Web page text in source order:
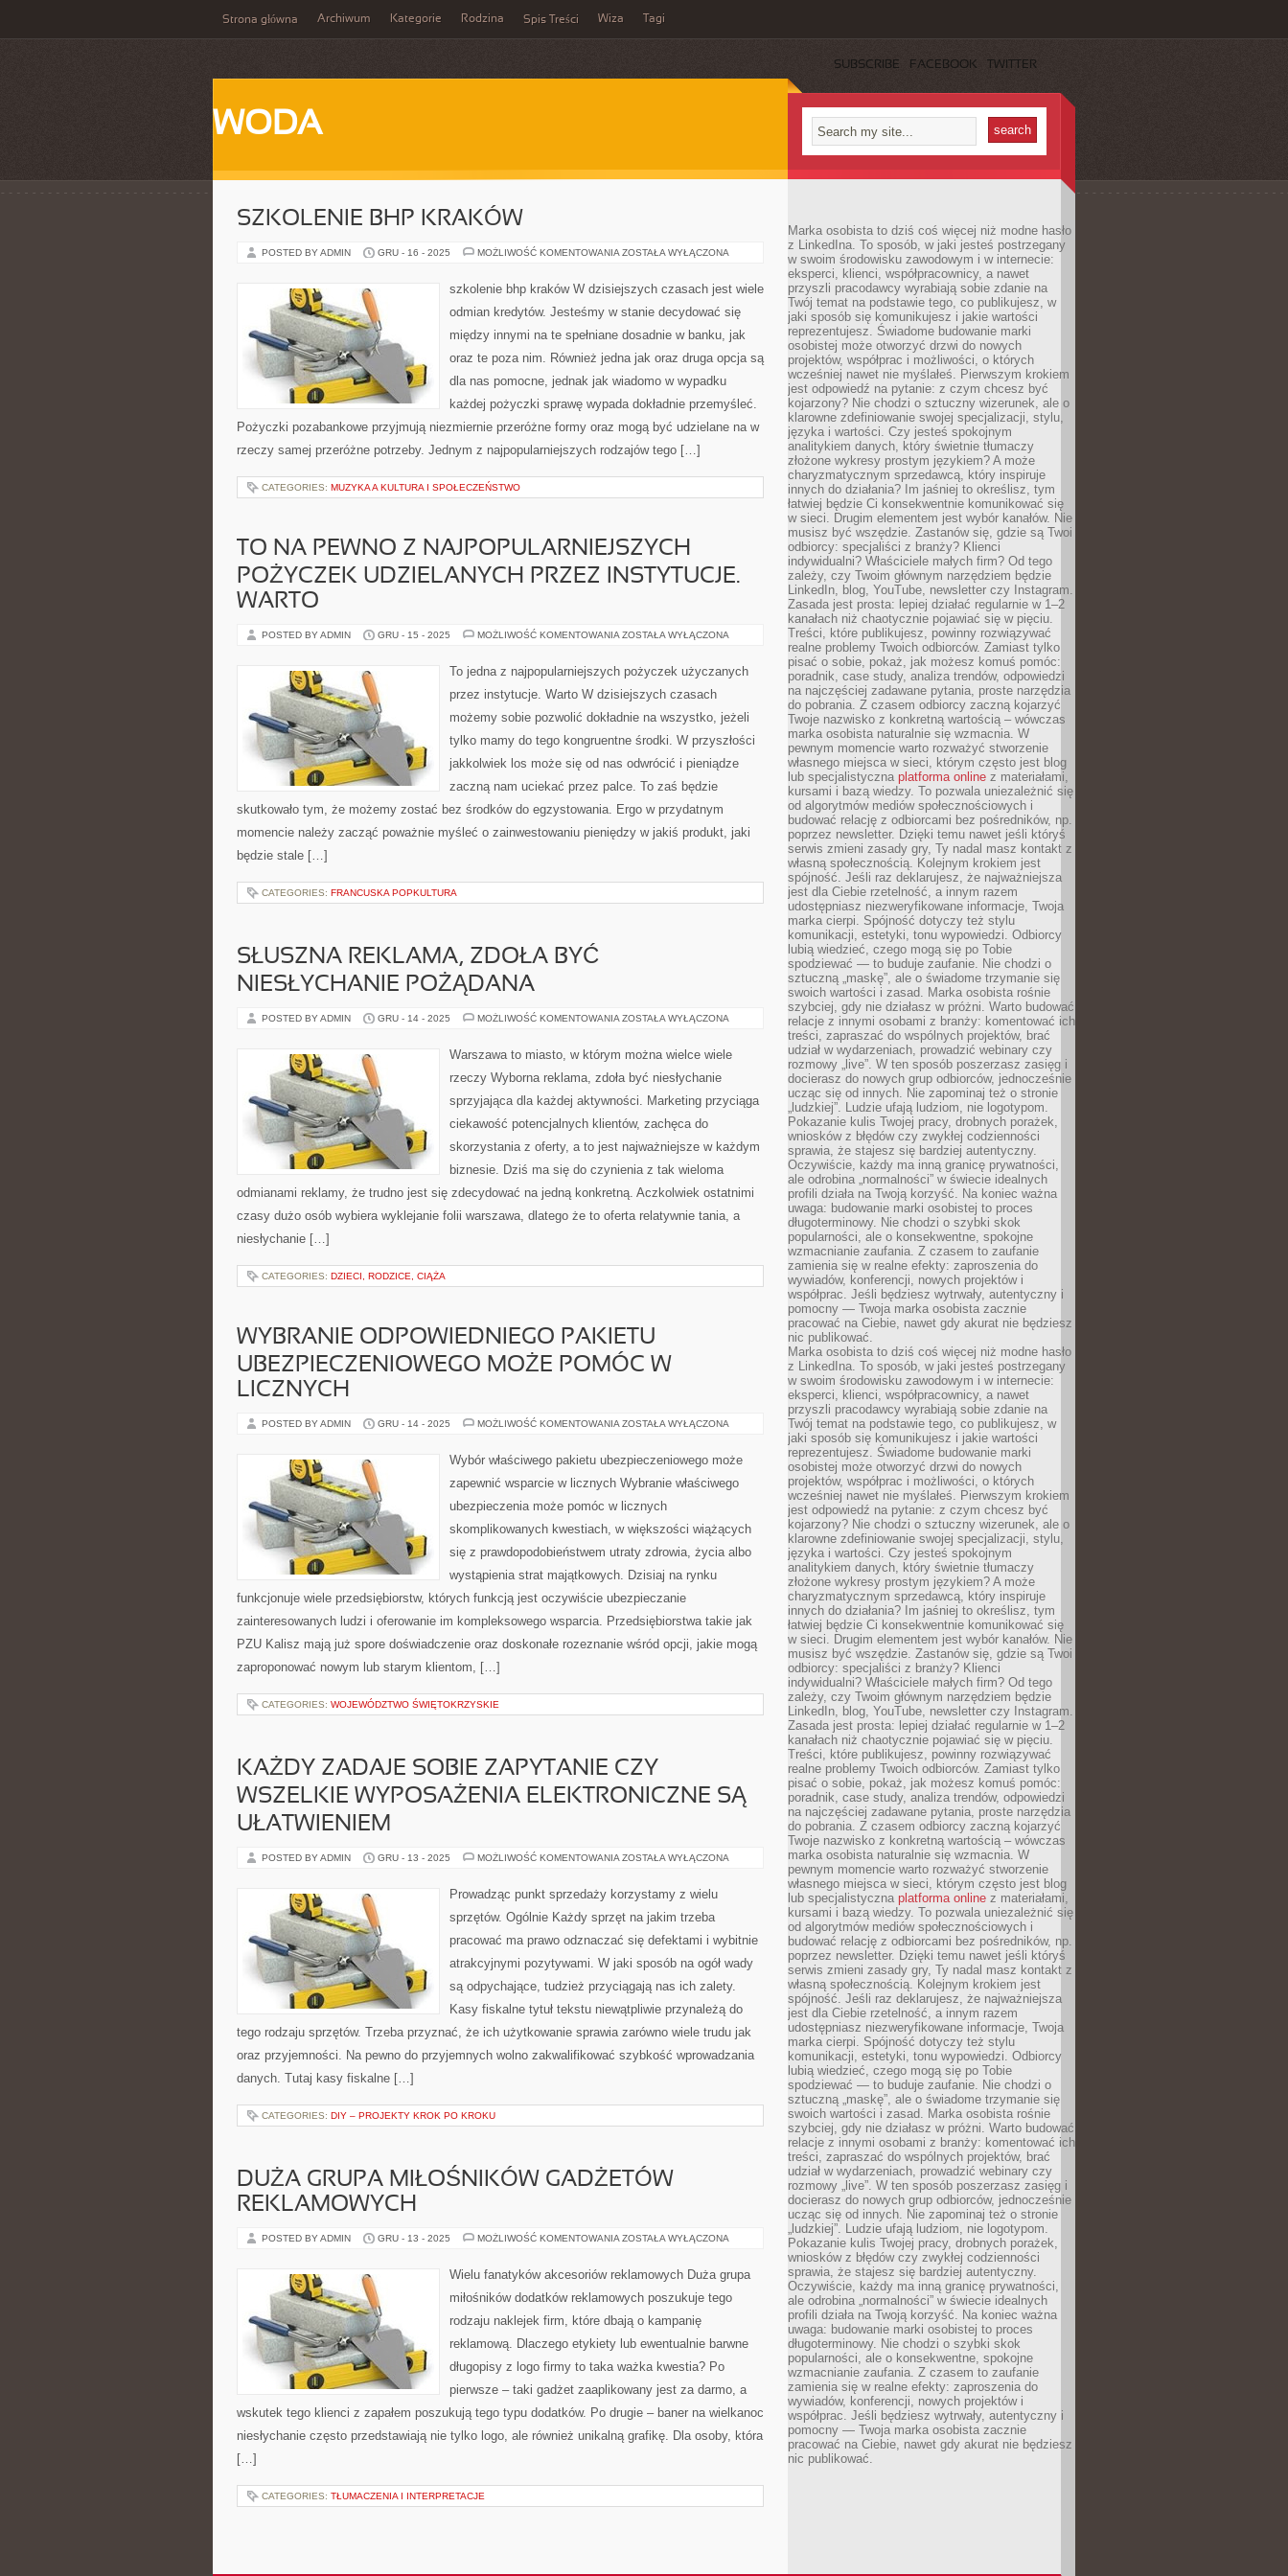
Strona główna Archiwum Kategorie Rodzina Spis Treści Wiza Tagi
SUBSCRIBE FACEBOOK TWITTER
WODA
SZKOLENIE BHP KRAKÓW
POSTED BY ADMIN GRU - 16 - 2025 MOŻLIWOŚĆ KOMENTOWANIA SZKOLENIE
ZOSTAŁA WYŁĄCZONA
szkolenie bhp kraków W dzisiejszych czasach jest wiele
odmian kredytów. Jesteśmy w stanie decydować się
między innymi na te spełniane dosadnie w banku, jak
oraz te poza nim. Również jedna jak oraz druga opcja są
dla nas pomocne, jednak jak wiadomo w wypadku
każdej pożyczki sprawę wypada dokładnie przemyśleć.
Pożyczki pozabankowe przyjmują niezmiernie przeróżne formy oraz mogą być udzielane na w
rzeczy samej przeróżne potrzeby. Jednym z najpopularniejszych rodzajów tego […]
CATEGORIES: MUZYKA A KULTURA I SPOŁECZEŃSTWO
TO NA PEWNO Z NAJPOPULARNIEJSZYCH
POŻYCZEK UDZIELANYCH PRZEZ INSTYTUCJE.
WARTO
POSTED BY ADMIN GRU - 15 - 2025 MOŻLIWOŚĆ KOMENTOWANIA TO
NAJPOPULARNIEJSZYCH
UDZIELANYCH
INSTYTUCJE.
ZOSTAŁA WYŁĄCZONA
To jedna z najpopularniejszych pożyczek użyczanych
przez instytucje. Warto W dzisiejszych czasach
możemy sobie pozwolić dokładnie na wszystko, jeżeli
tylko mamy do tego kongruentne środki. W przyszłości
jakkolwiek los może się od nas odwrócić i pieniądze
zaczną nam uciekać przez palce. To zaś będzie
skutkowało tym, że możemy zostać bez środków do egzystowania. Ergo w przydatnym
momencie należy zacząć poważnie myśleć o zainwestowaniu pieniędzy w jakiś produkt, jaki
będzie stale […]
CATEGORIES: FRANCUSKA POPKULTURA
SŁUSZNA REKLAMA, ZDOŁA BYĆ
NIESŁYCHANIE POŻĄDANA
POSTED BY ADMIN GRU - 14 - 2025 MOŻLIWOŚĆ KOMENTOWANIA SŁUSZNA
NIESŁYCHANIE
ZOSTAŁA WYŁĄCZONA
Warszawa to miasto, w którym można wielce wiele
rzeczy Wyborna reklama, zdoła być niesłychanie
sprzyjająca dla każdej aktywności. Marketing przyciąga
ciekawość potencjalnych klientów, zachęca do
skorzystania z oferty, a to jest najważniejsze w każdym
biznesie. Dziś ma się do czynienia z tak wieloma
odmianami reklamy, że trudno jest się zdecydować na jedną konkretną. Aczkolwiek ostatnimi
czasy dużo osób wybiera wyklejanie folii warszawa, dlatego że to oferta relatywnie tania, a
niesłychanie […]
CATEGORIES: DZIECI, RODZICE, CIĄŻA
WYBRANIE ODPOWIEDNIEGO PAKIETU
UBEZPIECZENIOWEGO MOŻE POMÓC W
LICZNYCH
POSTED BY ADMIN GRU - 14 - 2025 MOŻLIWOŚĆ KOMENTOWANIA WYBRANIE
UBEZPIECZENIOWEGO
MOŻE
W
ZOSTAŁA WYŁĄCZONA
Wybór właściwego pakietu ubezpieczeniowego może
zapewnić wsparcie w licznych Wybranie właściwego
ubezpieczenia może pomóc w licznych
skomplikowanych kwestiach, w większości wiążących
się z prawdopodobieństwem utraty zdrowia, życia albo
wystąpienia strat majątkowych. Dzisiaj na rynku
funkcjonuje wiele przedsiębiorstw, których funkcją jest oczywiście ubezpieczanie
zainteresowanych ludzi i oferowanie im kompleksowego wsparcia. Przedsiębiorstwa takie jak
PZU Kalisz mają już spore doświadczenie oraz doskonałe rozeznanie wśród opcji, jakie mogą
zaproponować nowym lub starym klientom, […]
CATEGORIES: WOJEWÓDZTWO ŚWIĘTOKRZYSKIE
KAŻDY ZADAJE SOBIE ZAPYTANIE CZY
WSZELKIE WYPOSAŻENIA ELEKTRONICZNE SĄ
UŁATWIENIEM
POSTED BY ADMIN GRU - 13 - 2025 MOŻLIWOŚĆ KOMENTOWANIA KAŻDY
ZAPYTANIE
CZY
WYPOSAŻENIA
SĄ
ZOSTAŁA WYŁĄCZONA
Prowadząc punkt sprzedaży korzystamy z wielu
sprzętów. Ogólnie Każdy sprzęt na jakim trzeba
pracować ma prawo odznaczać się defektami i wybitnie
atrakcyjnymi pozytywami. W jaki sposób na ogół wady
są odpychające, tudzież przyciągają nas ich zalety.
Kasy fiskalne tytuł tekstu niewątpliwie przynależą do
tego rodzaju sprzętów. Trzeba przyznać, że ich użytkowanie sprawia zarówno wiele trudu jak
oraz przyjemności. Na pewno do przyjemnych wolno zakwalifikować szybkość wprowadzania
danych. Tutaj kasy fiskalne […]
CATEGORIES: DIY – PROJEKTY KROK PO KROKU
DUŻA GRUPA MIŁOŚNIKÓW GADŻETÓW
REKLAMOWYCH
POSTED BY ADMIN GRU - 13 - 2025 MOŻLIWOŚĆ KOMENTOWANIA DUŻA
GADŻETÓW
REKLAMOWYCH
ZOSTAŁA WYŁĄCZONA
Wielu fanatyków akcesoriów reklamowych Duża grupa
miłośników dodatków reklamowych poszukuje tego
rodzaju naklejek firm, które dbają o kampanię
reklamową. Dlaczego etykiety lub ewentualnie barwne
długopisy z logo firmy to taka ważka kwestia? Po
pierwsze – taki gadżet zaaplikowany jest za darmo, a
wskutek tego klienci z zapałem poszukują tego typu dodatków. Po drugie – baner na wielkanoc
niesłychanie często przedstawiają nie tylko logo, ale również unikalną grafikę. Dla osoby, która
[…]
CATEGORIES: TŁUMACZENIA I INTERPRETACJE
Marka osobista to dziś coś więcej niż modne hasło
z LinkedIna. To sposób, w jaki jesteś postrzegany
w swoim środowisku zawodowym i w internecie:
eksperci, klienci, współpracownicy, a nawet
przyszli pracodawcy wyrabiają sobie zdanie na
Twój temat na podstawie tego, co publikujesz, w
jaki sposób się komunikujesz i jakie wartości
reprezentujesz. Świadome budowanie marki
osobistej może otworzyć drzwi do nowych
projektów, współprac i możliwości, o których
wcześniej nawet nie myślałeś. Pierwszym krokiem
jest odpowiedź na pytanie: z czym chcesz być
kojarzony? Nie chodzi o sztuczny wizerunek, ale o
klarowne zdefiniowanie swojej specjalizacji, stylu,
języka i wartości. Czy jesteś spokojnym
analitykiem danych, który świetnie tłumaczy
złożone wykresy prostym językiem? A może
charyzmatycznym sprzedawcą, który inspiruje
innych do działania? Im jaśniej to określisz, tym
łatwiej będzie Ci konsekwentnie komunikować się
w sieci. Drugim elementem jest wybór kanałów. Nie
musisz być wszędzie. Zastanów się, gdzie są Twoi
odbiorcy: specjaliści z branży? Klienci
indywidualni? Właściciele małych firm? Od tego
zależy, czy Twoim głównym narzędziem będzie
LinkedIn, blog, YouTube, newsletter czy Instagram.
Zasada jest prosta: lepiej działać regularnie w 1–2
kanałach niż chaotycznie pojawiać się w pięciu.
Treści, które publikujesz, powinny rozwiązywać
realne problemy Twoich odbiorców. Zamiast tylko
pisać o sobie, pokaż, jak możesz komuś pomóc:
poradnik, case study, analiza trendów, odpowiedzi
na najczęściej zadawane pytania, proste narzędzia
do pobrania. Z czasem odbiorcy zaczną kojarzyć
Twoje nazwisko z konkretną wartością – wówczas
marka osobista naturalnie się wzmacnia. W
pewnym momencie warto rozważyć stworzenie
własnego miejsca w sieci, którym często jest blog
lub specjalistyczna platforma online z materiałami,
kursami i bazą wiedzy. To pozwala uniezależnić się
od algorytmów mediów społecznościowych i
budować relację z odbiorcami bez pośredników, np.
poprzez newsletter. Dzięki temu nawet jeśli któryś
serwis zmieni zasady gry, Ty nadal masz kontakt z
własną społecznością. Kolejnym krokiem jest
spójność. Jeśli raz deklarujesz, że najważniejsza
jest dla Ciebie rzetelność, a innym razem
udostępniasz niezweryfikowane informacje, Twoja
marka cierpi. Spójność dotyczy też stylu
komunikacji, estetyki, tonu wypowiedzi. Odbiorcy
lubią wiedzieć, czego mogą się po Tobie
spodziewać — to buduje zaufanie. Nie chodzi o
sztuczną „maskę”, ale o świadome trzymanie się
swoich wartości i zasad. Marka osobista rośnie
szybciej, gdy nie działasz w próżni. Warto budować
relacje z innymi osobami z branży: komentować ich
treści, zapraszać do wspólnych projektów, brać
udział w wydarzeniach, prowadzić webinary czy
rozmowy „live”. W ten sposób poszerzasz zasięg i
docierasz do nowych grup odbiorców, jednocześnie
ucząc się od innych. Nie zapominaj też o stronie
„ludzkiej”. Ludzie ufają ludziom, nie logotypom.
Pokazanie kulis Twojej pracy, drobnych porażek,
wniosków z błędów czy zwykłej codzienności
sprawia, że stajesz się bardziej autentyczny.
Oczywiście, każdy ma inną granicę prywatności,
ale odrobina „normalności” w świecie idealnych
profili działa na Twoją korzyść. Na koniec ważna
uwaga: budowanie marki osobistej to proces
długoterminowy. Nie chodzi o szybki skok
popularności, ale o konsekwentne, spokojne
wzmacnianie zaufania. Z czasem to zaufanie
zamienia się w realne efekty: zaproszenia do
wywiadów, konferencji, nowych projektów i
współprac. Jeśli będziesz wytrwały, autentyczny i
pomocny — Twoja marka osobista zacznie
pracować na Ciebie, nawet gdy akurat nie będziesz
nic publikować.
Marka osobista to dziś coś więcej niż modne hasło
z LinkedIna. To sposób, w jaki jesteś postrzegany
w swoim środowisku zawodowym i w internecie:
eksperci, klienci, współpracownicy, a nawet
przyszli pracodawcy wyrabiają sobie zdanie na
Twój temat na podstawie tego, co publikujesz, w
jaki sposób się komunikujesz i jakie wartości
reprezentujesz. Świadome budowanie marki
osobistej może otworzyć drzwi do nowych
projektów, współprac i możliwości, o których
wcześniej nawet nie myślałeś. Pierwszym krokiem
jest odpowiedź na pytanie: z czym chcesz być
kojarzony? Nie chodzi o sztuczny wizerunek, ale o
klarowne zdefiniowanie swojej specjalizacji, stylu,
języka i wartości. Czy jesteś spokojnym
analitykiem danych, który świetnie tłumaczy
złożone wykresy prostym językiem? A może
charyzmatycznym sprzedawcą, który inspiruje
innych do działania? Im jaśniej to określisz, tym
łatwiej będzie Ci konsekwentnie komunikować się
w sieci. Drugim elementem jest wybór kanałów. Nie
musisz być wszędzie. Zastanów się, gdzie są Twoi
odbiorcy: specjaliści z branży? Klienci
indywidualni? Właściciele małych firm? Od tego
zależy, czy Twoim głównym narzędziem będzie
LinkedIn, blog, YouTube, newsletter czy Instagram.
Zasada jest prosta: lepiej działać regularnie w 1–2
kanałach niż chaotycznie pojawiać się w pięciu.
Treści, które publikujesz, powinny rozwiązywać
realne problemy Twoich odbiorców. Zamiast tylko
pisać o sobie, pokaż, jak możesz komuś pomóc:
poradnik, case study, analiza trendów, odpowiedzi
na najczęściej zadawane pytania, proste narzędzia
do pobrania. Z czasem odbiorcy zaczną kojarzyć
Twoje nazwisko z konkretną wartością – wówczas
marka osobista naturalnie się wzmacnia. W
pewnym momencie warto rozważyć stworzenie
własnego miejsca w sieci, którym często jest blog
lub specjalistyczna platforma online z materiałami,
kursami i bazą wiedzy. To pozwala uniezależnić się
od algorytmów mediów społecznościowych i
budować relację z odbiorcami bez pośredników, np.
poprzez newsletter. Dzięki temu nawet jeśli któryś
serwis zmieni zasady gry, Ty nadal masz kontakt z
własną społecznością. Kolejnym krokiem jest
spójność. Jeśli raz deklarujesz, że najważniejsza
jest dla Ciebie rzetelność, a innym razem
udostępniasz niezweryfikowane informacje, Twoja
marka cierpi. Spójność dotyczy też stylu
komunikacji, estetyki, tonu wypowiedzi. Odbiorcy
lubią wiedzieć, czego mogą się po Tobie
spodziewać — to buduje zaufanie. Nie chodzi o
sztuczną „maskę”, ale o świadome trzymanie się
swoich wartości i zasad. Marka osobista rośnie
szybciej, gdy nie działasz w próżni. Warto budować
relacje z innymi osobami z branży: komentować ich
treści, zapraszać do wspólnych projektów, brać
udział w wydarzeniach, prowadzić webinary czy
rozmowy „live”. W ten sposób poszerzasz zasięg i
docierasz do nowych grup odbiorców, jednocześnie
ucząc się od innych. Nie zapominaj też o stronie
„ludzkiej”. Ludzie ufają ludziom, nie logotypom.
Pokazanie kulis Twojej pracy, drobnych porażek,
wniosków z błędów czy zwykłej codzienności
sprawia, że stajesz się bardziej autentyczny.
Oczywiście, każdy ma inną granicę prywatności,
ale odrobina „normalności” w świecie idealnych
profili działa na Twoją korzyść. Na koniec ważna
uwaga: budowanie marki osobistej to proces
długoterminowy. Nie chodzi o szybki skok
popularności, ale o konsekwentne, spokojne
wzmacnianie zaufania. Z czasem to zaufanie
zamienia się w realne efekty: zaproszenia do
wywiadów, konferencji, nowych projektów i
współprac. Jeśli będziesz wytrwały, autentyczny i
pomocny — Twoja marka osobista zacznie
pracować na Ciebie, nawet gdy akurat nie będziesz
nic publikować.